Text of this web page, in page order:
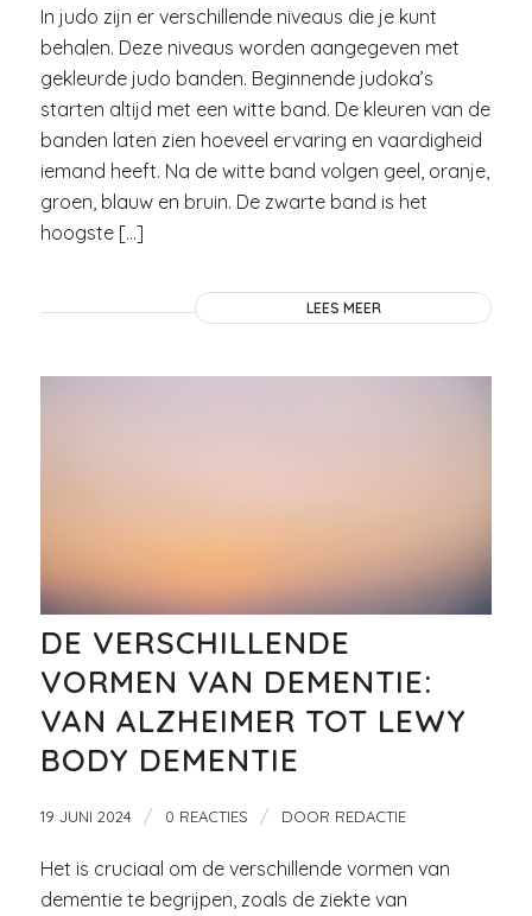
In judo zijn er verschillende niveaus die je kunt
behalen. Deze niveaus worden aangegeven met
gekleurde judo banden. Beginnende judoka’s
starten altijd met een witte band. De kleuren van de
banden laten zien hoeveel ervaring en vaardigheid
iemand heeft. Na de witte band volgen geel, oranje,
groen, blauw en bruin. De zwarte band is het
hoogste […]
LEES MEER
DE VERSCHILLENDE
VORMEN VAN DEMENTIE:
VAN ALZHEIMER TOT LEWY
BODY DEMENTIE
19 JUNI 2024 / 0 REACTIES / DOOR REDACTIE
Het is cruciaal om de verschillende vormen van
dementie te begrijpen, zoals de ziekte van